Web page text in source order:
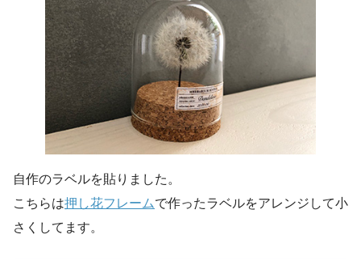
自作のラベルを貼りました。
こちらは押し花フレームで作ったラベルをアレンジして小
さくしてます。